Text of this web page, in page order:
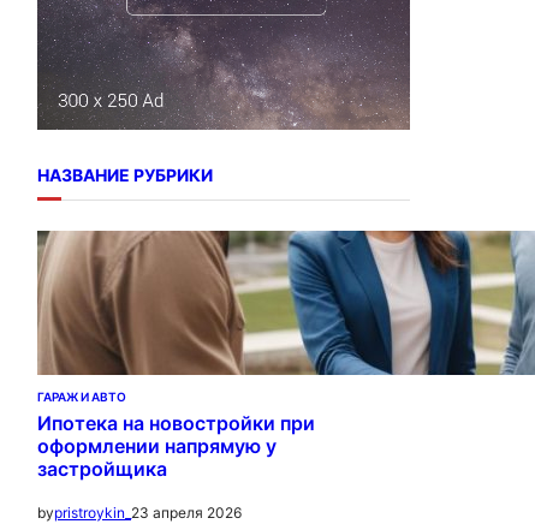
НАЗВАНИЕ РУБРИКИ
ГАРАЖ И АВТО
Ипотека на новостройки при
оформлении напрямую у
застройщика
bypristroykin_ 23 апреля 2026